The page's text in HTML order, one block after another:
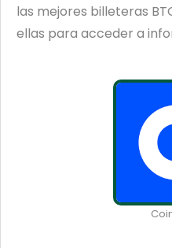
las mejores billeteras
ellas para acceder a